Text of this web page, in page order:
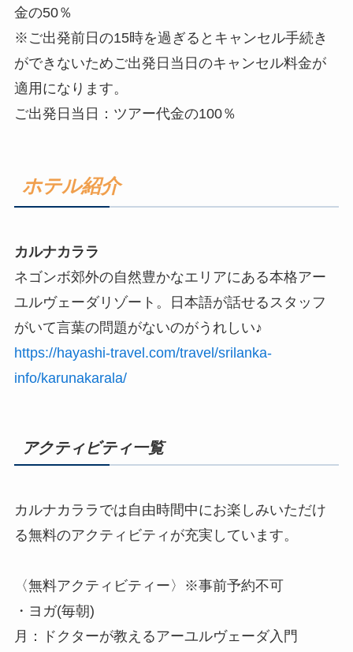
金の50％
※ご出発前日の15時を過ぎるとキャンセル手続き
ができないためご出発日当日のキャンセル料金が
適用になります。
ご出発日当日：ツアー代金の100％
ホテル紹介
カルナカララ
ネゴンボ郊外の自然豊かなエリアにある本格アー
ユルヴェーダリゾート。日本語が話せるスタッフ
がいて言葉の問題がないのがうれしい♪
https://hayashi-travel.com/travel/srilanka-
info/karunakarala/
アクティビティ一覧
カルナカララでは自由時間中にお楽しみいただけ
る無料のアクティビティが充実しています。
〈無料アクティビティー〉※事前予約不可
・ヨガ(毎朝)
月：ドクターが教えるアーユルヴェーダ入門